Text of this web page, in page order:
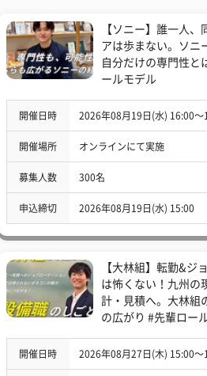
【ソニー】誰一人、
アは歩まない。ソニ
自分だけの専門性と
ールモデル
開催日時 2026年08月19日(水) 16:00〜
開催場所 オンラインにて実施
募集人数 300名
申込締切 2026年08月19日(水) 15:00
【大林組】転勤&ジ
は怖くない！九州の
計・見積へ。大林組
の広がり #先輩ロー
開催日時 2026年08月27日(木) 15:00〜